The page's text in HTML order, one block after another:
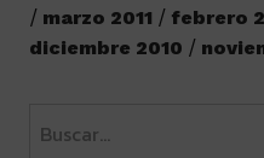
marzo 2011
febrero
diciembre 2010